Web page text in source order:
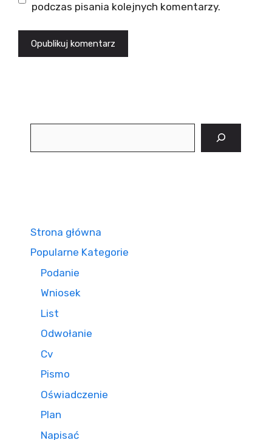
podczas pisania kolejnych komentarzy.
Strona główna
Popularne Kategorie
Podanie
Wniosek
List
Odwołanie
Cv
Pismo
Oświadczenie
Plan
Napisać